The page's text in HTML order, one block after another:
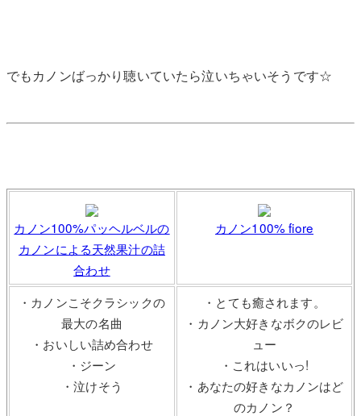
でもカノンばっかり聴いていたら泣いちゃいそうです☆
カノン100%パッヘルベルの
カノンによる天然果汁の詰
合わせ
カノン100% fiore
・カノンこそクラシックの
最大の名曲
・おいしい詰め合わせ
・ジーン
・泣けそう
・とても癒されます。
・カノン大好きなボクのレビ
ュー
・これはいいっ!
・あなたの好きなカノンはど
のカノン？